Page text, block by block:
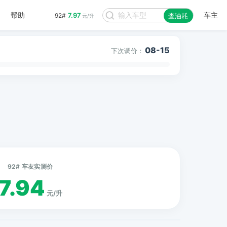
92# 7.97 元/升 查油耗 车主
帮助
下次调价： 08-15
92# 车友实测价
元/升